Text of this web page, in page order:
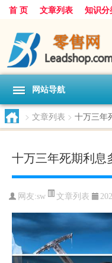
首 页 文章列表 知识分
网站导航
> 文章列表 > 十万三年
十万三年死期利息
网友:sw 文章列表